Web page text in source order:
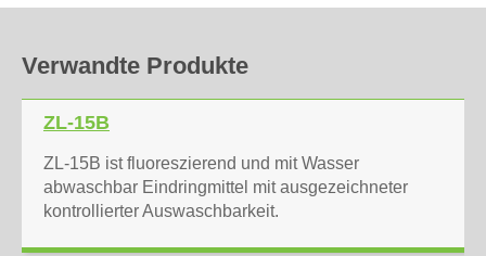
Verwandte Produkte
ZL-15B
ZL-15B ist fluoreszierend und mit Wasser
abwaschbar Eindringmittel mit ausgezeichneter
kontrollierter Auswaschbarkeit.